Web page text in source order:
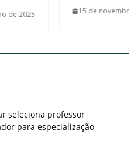
15 de novembro de
seleciona professor
para especialização